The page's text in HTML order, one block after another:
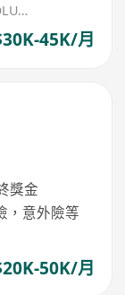
ASIA RECRUITMENT AND CORPORATE SOLUTION LIMITED
45K/月
獎金
，意外險等
50K/月